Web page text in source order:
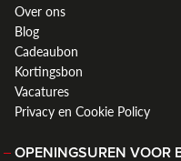
Over ons
Blog
Cadeaubon
Kortingsbon
Vacatures
Privacy en Cookie Policy
OPENINGSUREN VOOR